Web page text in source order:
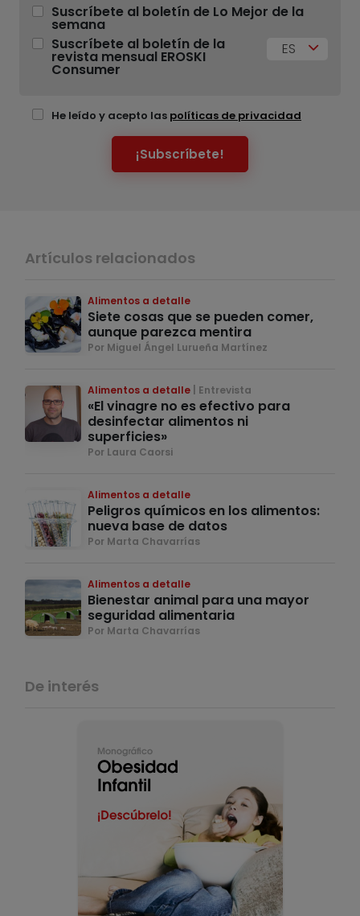
Suscríbete al boletín de Lo Mejor de la
semana
Suscríbete al boletín de la
revista mensual EROSKI
Consumer
ES
He leído y acepto las políticas de privacidad
¡Subscríbete!
Artículos relacionados
Alimentos a detalle
Siete cosas que se pueden comer,
aunque parezca mentira
Por Miguel Ángel Lurueña Martínez
Alimentos a detalle Entrevista
«El vinagre no es efectivo para
desinfectar alimentos ni
superficies»
Por Laura Caorsi
Alimentos a detalle
Peligros químicos en los alimentos:
nueva base de datos
Por Marta Chavarrías
Alimentos a detalle
Bienestar animal para una mayor
seguridad alimentaria
Por Marta Chavarrías
De interés